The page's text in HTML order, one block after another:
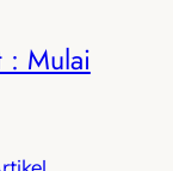
: Mulai